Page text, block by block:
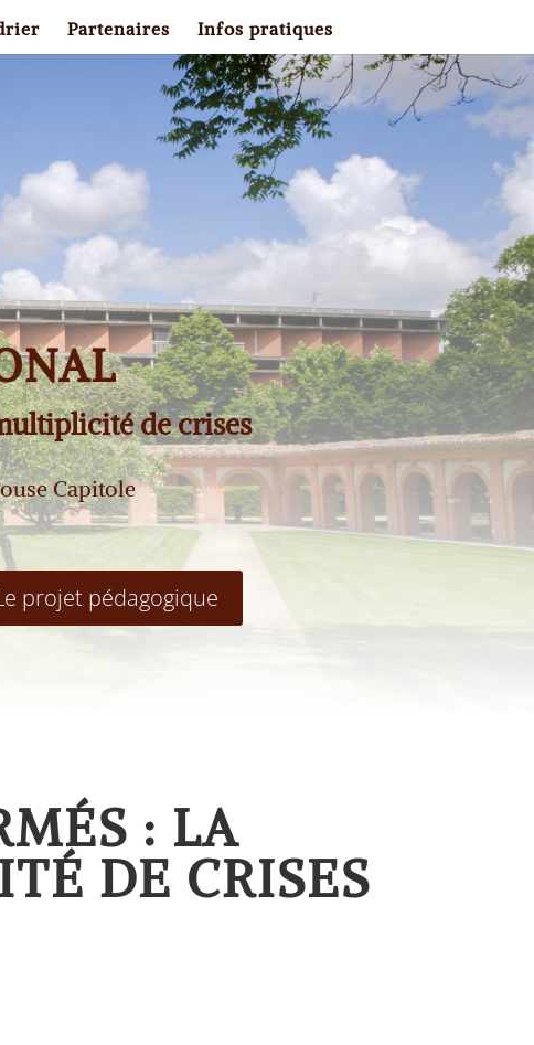
Partenaires Infos pratiques
de crises
Capitole
projet pédagogique
: LA
DE CRISES